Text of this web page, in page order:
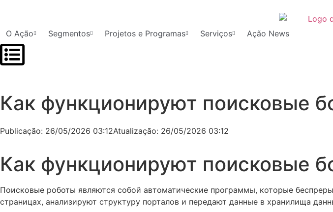
O Ação Segmentos Projetos e Programas Serviços Ação News
Как функционируют поисковые
Publicação: 26/05/2026 03:12Atualização: 26/05/2026 03:12
Как функционируют поисковые
Поисковые роботы являются собой автоматические программы, которые
страницах, анализируют структуру порталов и передают данные в хранилища